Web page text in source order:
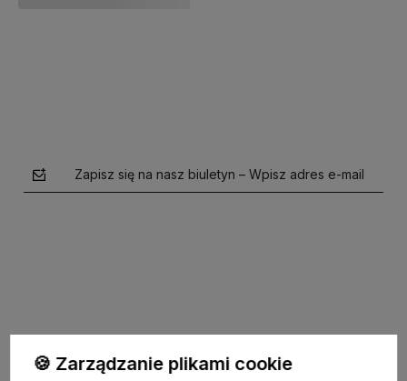
Zapisz się na nasz biuletyn – Wpisz adres e-mail
🍪 Zarządzanie plikami cookie